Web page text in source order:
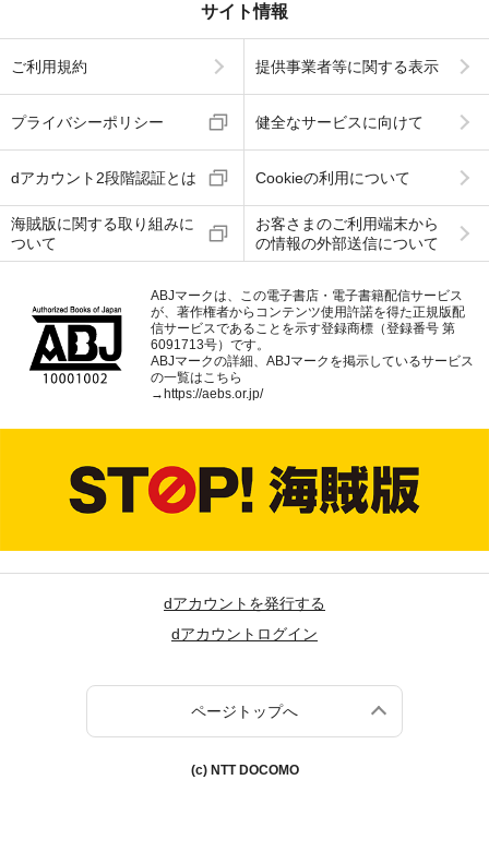
サイト情報
ご利用規約 提供事業者等に関する表示
プライバシーポリシー 健全なサービスに向けて
dアカウント2段階認証とは Cookieの利用について
海賊版に関する取り組みに
ついて
お客さまのご利用端末から
の情報の外部送信について
ABJマークは、この電子書店・電子書籍配信サービス
が、著作権者からコンテンツ使用許諾を得た正規版配
信サービスであることを示す登録商標（登録番号 第
6091713号）です。
ABJマークの詳細、ABJマークを掲示しているサービス
の一覧はこちら
→https://aebs.or.jp/
dアカウントを発行する
dアカウントログイン
ページトップへ
(c) NTT DOCOMO